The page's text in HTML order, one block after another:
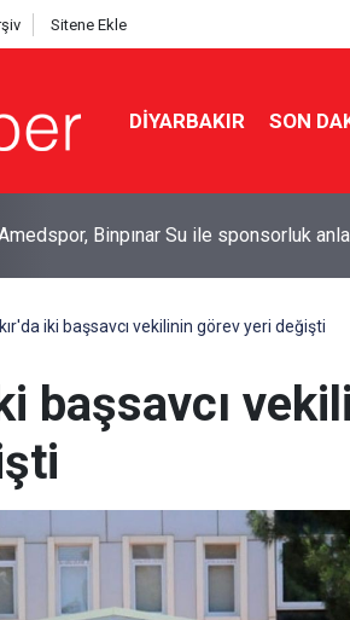
Sitene Ekle
DIYARBAKIR SON
çekirge ve böcek istilası:
iki başsavcı vekilinin görev yeri değişti
başsavcı